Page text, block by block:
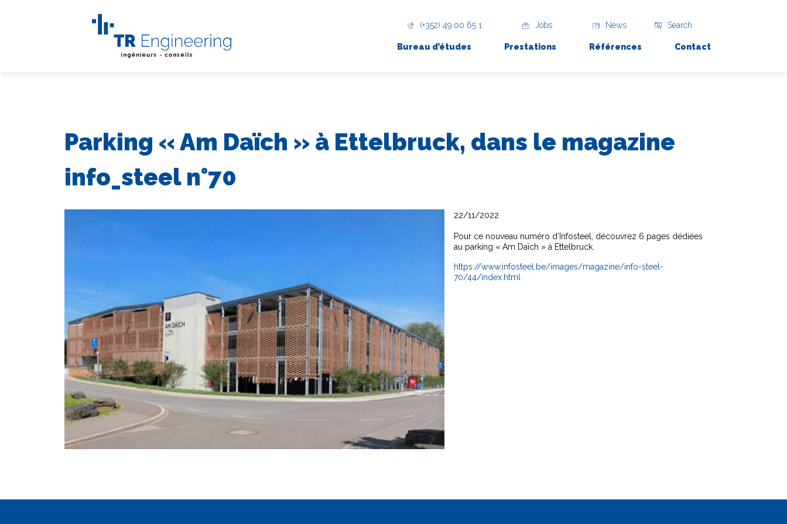
(+352) 49 00 65 1 Jobs News Search
Bureau d’études Prestations Références Contact
Parking « Am Daïch » à Ettelbruck, dans le magazine
info_steel n°70
22/11/2022
Pour ce nouveau numéro d’Infosteel, découvrez 6 pages dédiées
au parking « Am Daïch » à Ettelbruck.
https://www.infosteel.be/images/magazine/info-steel-
70/44/index.html